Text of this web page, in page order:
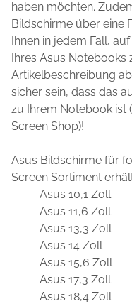
haben möchten.
Bildschirme über eine
Ihnen in jedem Fall,
Ihres Asus Notebooks
Artikelbeschreibung
sicher sein, dass das
zu Ihrem Notebook ist
Screen Shop)!
Asus Bildschirme für
Screen Sortiment
Asus 10,1 Zoll
Asus 11,6 Zoll
Asus 13,3 Zoll
Asus 14 Zoll
Asus 15,6 Zoll
Asus 17,3 Zoll
Asus 18,4 Zoll